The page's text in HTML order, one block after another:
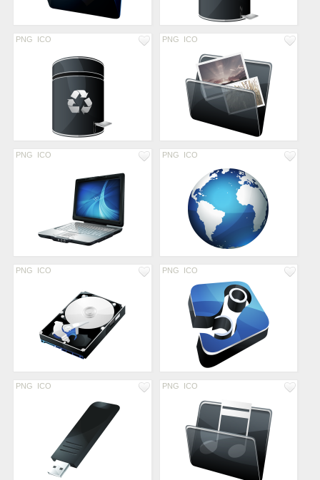
PNG ICO PNG ICO
PNG ICO PNG ICO
PNG ICO PNG ICO
PNG ICO PNG ICO